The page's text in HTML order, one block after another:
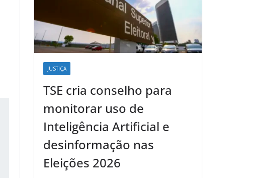
JUSTIÇA
TSE cria conselho para
monitorar uso de
Inteligência Artificial e
desinformação nas
Eleições 2026